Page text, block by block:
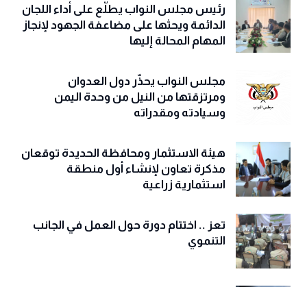
رئيس مجلس النواب يطلّع على أداء اللجان
الدائمة ويحثها على مضاعفة الجهود لإنجاز
المهام المحالة إليها
مجلس النواب يحذّّر دول العدوان
ومرتزقتها من النيل من وحدة اليمن
وسيادته ومقدراته
هيئة الاستثمار ومحافظة الحديدة توقعان
مذكرة تعاون لإنشاء أول منطقة
استثمارية زراعية
تعز .. اختتام دورة حول العمل في الجانب
التنموي